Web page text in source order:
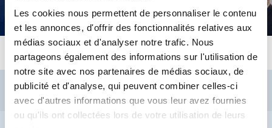
Les cookies nous permettent de personnaliser le contenu
et les annonces, d'offrir des fonctionnalités relatives aux
médias sociaux et d'analyser notre trafic. Nous
partageons également des informations sur l'utilisation de
notre site avec nos partenaires de médias sociaux, de
publicité et d'analyse, qui peuvent combiner celles-ci
avec d'autres informations que vous leur avez fournies
ou qu'ils ont collectées lors de votre utilisation de leurs
Euroskills 2021
CSL LLLC
CEFOS
Contact
Jobs Inscription Newsletters